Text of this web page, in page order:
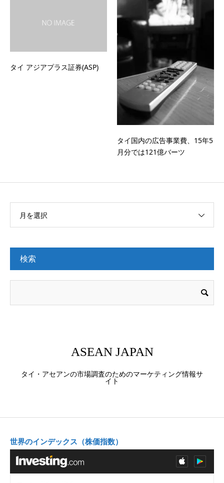
タイ アジアプラス証券(ASP)
タイ国内の広告事業費、15年5
月分では121億バーツ
月を選択
検索
ASEAN JAPAN
タイ・アセアンの市場調査のためのマーケティング情報サ
イト
世界のインデックス（株価指数）